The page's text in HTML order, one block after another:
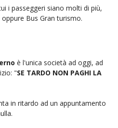
i passeggeri siano molti di più,
Bus Gran turismo.
è l'unica società ad oggi, ad
"SE TARDO NON PAGHI LA
in ritardo ad un appuntamento